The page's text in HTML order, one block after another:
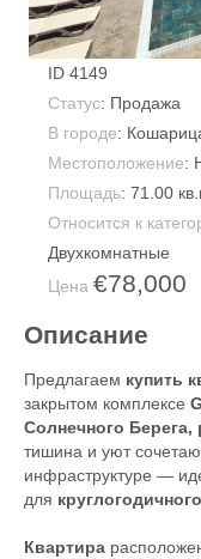
ID 4149
Статус: Продажа
В городе:
Местоположение:
Площадь: 71.00
Относится к
Двухкомнатные
Цена €78,000
Описание
Предлагаем купить
закрытом комплексе
Солнечного
тишина и уют
инфраструктуре —
для
Квартира